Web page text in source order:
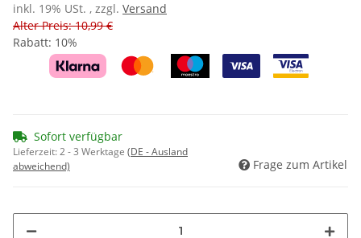
inkl. 19% USt. , zzgl. Versand
Alter Preis: 10,99 €
Rabatt: 10%
Sofort verfügbar
Lieferzeit:2 - 3 Werktage (DE - Ausland
abweichend)
Frage zum Artikel